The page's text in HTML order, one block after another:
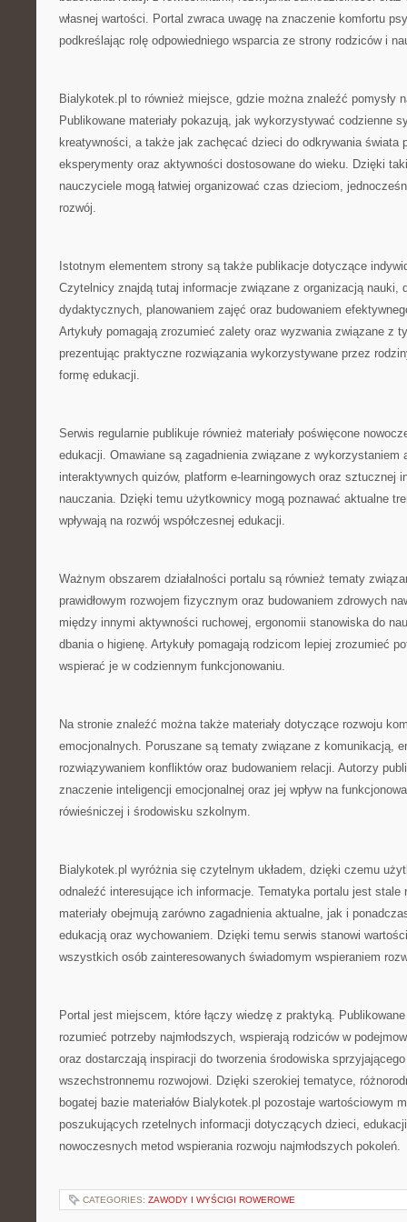
własnej wartości. Portal zwraca uwagę na znaczenie komfortu
podkreślając rolę odpowiedniego wsparcia ze strony rodziców i
Bialykotek.pl to również miejsce, gdzie można znaleźć pomysły
Publikowane materiały pokazują, jak wykorzystywać codzienne
kreatywności, a także jak zachęcać dzieci do odkrywania świata
eksperymenty oraz aktywności dostosowane do wieku. Dzięki
nauczyciele mogą łatwiej organizować czas dzieciom,
rozwój.
Istotnym elementem strony są także publikacje dotyczące
Czytelnicy znajdą tutaj informacje związane z organizacją nauki,
dydaktycznych, planowaniem zajęć oraz budowaniem
Artykuły pomagają zrozumieć zalety oraz wyzwania związane z
prezentując praktyczne rozwiązania wykorzystywane przez
formę edukacji.
Serwis regularnie publikuje również materiały poświęcone
edukacji. Omawiane są zagadnienia związane z wykorzystaniem
interaktywnych quizów, platform e-learningowych oraz sztucznej
nauczania. Dzięki temu użytkownicy mogą poznawać aktualne
wpływają na rozwój współczesnej edukacji.
Ważnym obszarem działalności portalu są również tematy
prawidłowym rozwojem fizycznym oraz budowaniem zdrowych
między innymi aktywności ruchowej, ergonomii stanowiska do
dbania o higienę. Artykuły pomagają rodzicom lepiej zrozumieć
wspierać je w codziennym funkcjonowaniu.
Na stronie znaleźć można także materiały dotyczące rozwoju
emocjonalnych. Poruszane są tematy związane z komunikacją,
rozwiązywaniem konfliktów oraz budowaniem relacji. Autorzy
znaczenie inteligencji emocjonalnej oraz jej wpływ na
rówieśniczej i środowisku szkolnym.
Bialykotek.pl wyróżnia się czytelnym układem, dzięki czemu
odnaleźć interesujące ich informacje. Tematyka portalu jest stale
materiały obejmują zarówno zagadnienia aktualne, jak i
edukacją oraz wychowaniem. Dzięki temu serwis stanowi
wszystkich osób zainteresowanych świadomym wspieraniem
Portal jest miejscem, które łączy wiedzę z praktyką.
rozumieć potrzeby najmłodszych, wspierają rodziców w
oraz dostarczają inspiracji do tworzenia środowiska
wszechstronnemu rozwojowi. Dzięki szerokiej tematyce,
bogatej bazie materiałów Bialykotek.pl pozostaje wartościowym
poszukujących rzetelnych informacji dotyczących dzieci,
nowoczesnych metod wspierania rozwoju najmłodszych pokoleń.
CATEGORIES: ZAWODY I WYŚCIGI ROWEROWE